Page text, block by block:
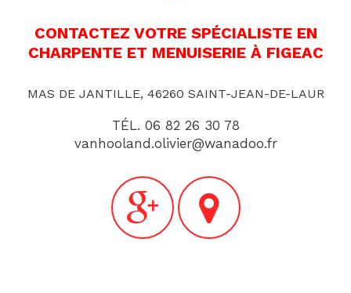
CONTACTEZ VOTRE SPÉCIALISTE EN
CHARPENTE ET MENUISERIE À FIGEAC
MAS DE JANTILLE, 46260 SAINT-JEAN-DE-LAUR
TÉL. 06 82 26 30 78
vanhooland.olivier@wanadoo.fr